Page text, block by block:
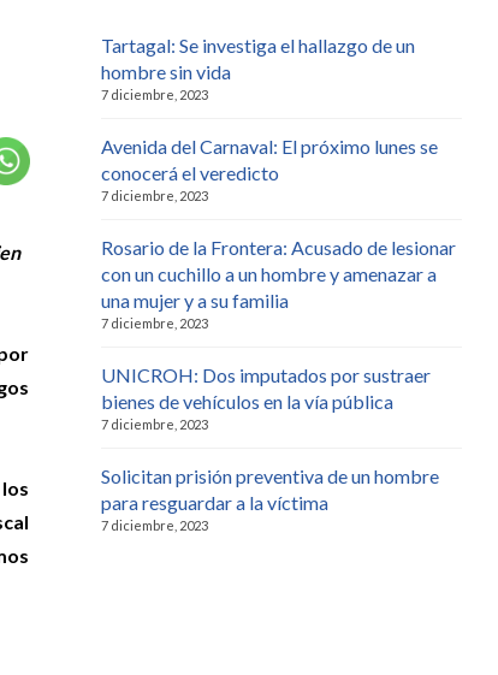
Tartagal: Se investiga el hallazgo de un
hombre sin vida
7 diciembre, 2023
Avenida del Carnaval: El próximo lunes se
conocerá el veredicto
7 diciembre, 2023
Rosario de la Frontera: Acusado de lesionar
con un cuchillo a un hombre y amenazar a
una mujer y a su familia
7 diciembre, 2023
UNICROH: Dos imputados por sustraer
bienes de vehículos en la vía pública
7 diciembre, 2023
Solicitan prisión preventiva de un hombre
para resguardar a la víctima
7 diciembre, 2023